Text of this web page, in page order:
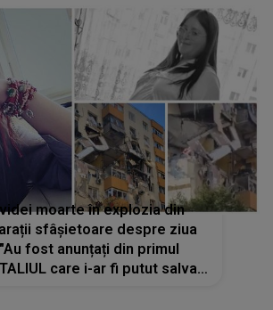
moarte în explozia din
sfâșietoare despre ziua
fost anunțați din primul
care i-ar fi putut salva